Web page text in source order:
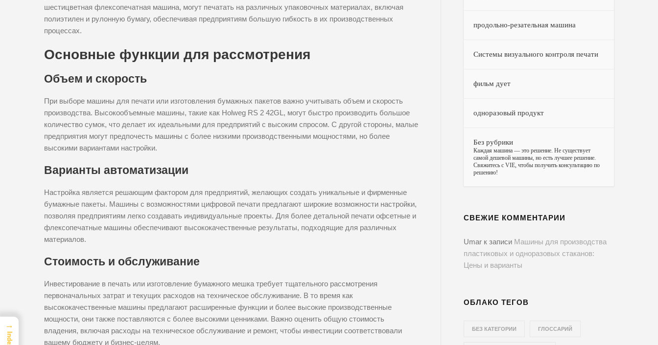
шестицветная флексопечатная машина, могут печатать на различных упаковочных материалах, включая
полиэтилен и рулонную бумагу, обеспечивая предприятиям большую гибкость в их производственных
процессах.
Основные функции для рассмотрения
Объем и скорость
При выборе машины для печати или изготовления бумажных пакетов важно учитывать объем и скорость
производства. Высокообъемные машины, такие как Holweg RS 2 42GL, могут быстро производить большое
количество сумок, что делает их идеальными для предприятий с высоким спросом. С другой стороны, малые
предприятия могут предпочесть машины с более низкими производственными мощностями, но более
высокими вариантами настройки.
Варианты автоматизации
Настройка является решающим фактором для предприятий, желающих создать уникальные и фирменные
бумажные пакеты. Машины с возможностями цифровой печати предлагают широкие возможности настройки,
позволяя предприятиям легко создавать индивидуальные проекты. Для более детальной печати офсетные и
флексопечатные машины обеспечивают высококачественные результаты, подходящие для различных
материалов.
Стоимость и обслуживание
Инвестирование в печать или изготовление бумажного мешка требует тщательного рассмотрения
первоначальных затрат и текущих расходов на техническое обслуживание. В то время как
высококачественные машины предлагают расширенные функции и более высокие производственные
мощности, они также поставляются с более высокими ценниками. Важно оценить общую стоимость
владения, включая расходы на техническое обслуживание и ремонт, чтобы инвестиции соответствовали
вашему бюджету и бизнес-целям.
продольно-резательная машина
Системы визуального контроля печати
фильм дует
одноразовый продукт
Без рубрики
–
Каждая машина — это решение. Не существует
самой дешевой машины, но есть лучшее решение.
Свяжитесь с VIE, чтобы получить консультацию по
решению!
СВЕЖИЕ КОММЕНТАРИИ
Umar к записи Машины для производства
пластиковых и одноразовых стаканов:
Цены и варианты
ОБЛАКО ТЕГОВ
БЕЗ КАТЕГОРИИ ГЛОССАРИЙ
→
Index